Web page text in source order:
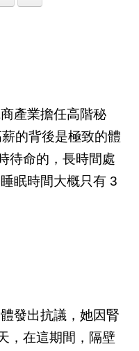
產業擔任高階秘
的背後是極致的體
待命的，長時間處
眠時間大概只有 3
發出抗議，她因腎
，在這期間，隔壁